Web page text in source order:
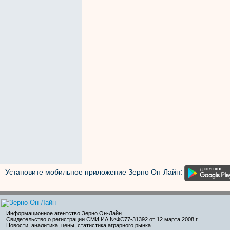
Установите мобильное приложение Зерно Он-Лайн:
Информационное агентство Зерно Он-Лайн
Свидетельство о регистрации СМИ ИА №ФС77-31392 от 12 марта 2008 г.
Новости, аналитика, цены, статистика аграрного рынка.